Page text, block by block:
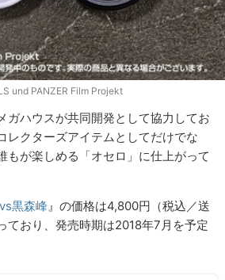
und PANZER Film Projekt
ガハウスが共同開発として協力してお
レクターズアイテムとしてだけでな
もが楽しめる「オセロ」に仕上がって
黒森峰』の価格は4,800円（税込／送
ており、発売時期は2018年7月を予定